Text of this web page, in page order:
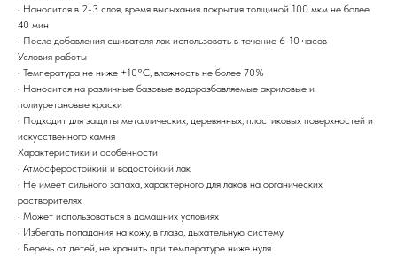
• Наносится в 2-3 слоя, время высыхания покрытия толщиной 100 мкм не более
40 мин
• После добавления сшивателя лак использовать в течение 6-10 часов
Условия работы
• Температура не ниже +10°С, влажность не более 70%
• Наносится на различные базовые водоразбавляемые акриловые и
полиуретановые краски
• Подходит для защиты металлических, деревянных, пластиковых поверхностей и
искусственного камня
Характеристики и особенности
• Атмосферостойкий и водостойкий лак
• Не имеет сильного запаха, характерного для лаков на органических
растворителях
• Может использоваться в домашних условиях
• Избегать попадания на кожу, в глаза, дыхательную систему
• Беречь от детей, не хранить при температуре ниже нуля